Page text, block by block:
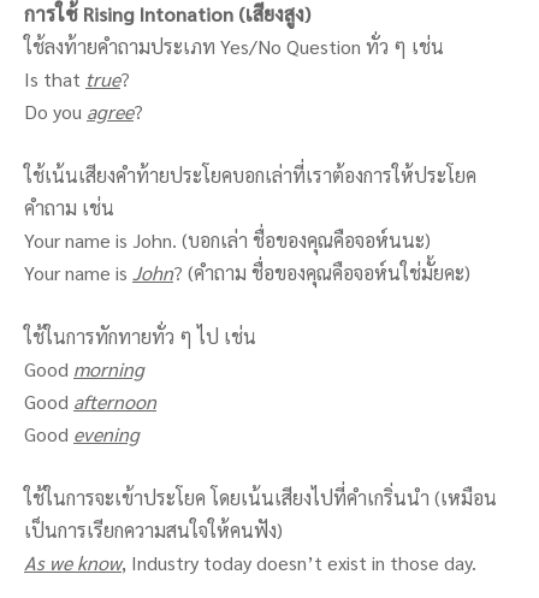
การใช้ Rising Intonation (เสียงสูง)
ใช้ลงท้ายคำถามประเภท Yes/No Question ทั่ว ๆ เช่น
Is that true?
Do you agree?
ใช้เน้นเสียงคำท้ายประโยคบอกเล่าที่เราต้องการให้ประโยค
คำถาม เช่น
Your name is John. (บอกเล่า ชื่อของคุณคือจอห์นนะ)
Your name is John? (คำถาม ชื่อของคุณคือจอห์นใช่มั้ยคะ)
ใช้ในการทักทายทั่ว ๆ ไป เช่น
Good morning
Good afternoon
Good evening
ใช้ในการจะเข้าประโยค โดยเน้นเสียงไปที่คำเกริ่นนำ (เหมือน
เป็นการเรียกความสนใจให้คนฟัง)
As we know, Industry today doesn’t exist in those day.